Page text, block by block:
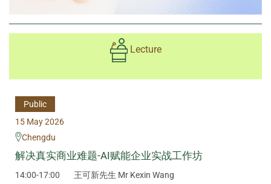
Lecture
Public
15 May 2026
Chengdu
解决真实商业难题-AI赋能企业实战工作坊
14:00-17:00 王可新先生 Mr Kexin Wang